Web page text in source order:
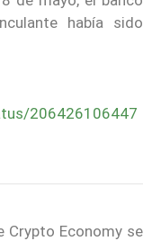
había sido
206426106447
Crypto Economy se